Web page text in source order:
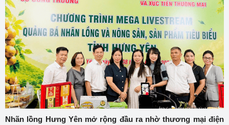
Nhãn lồng Hưng Yên mở rộng đầu ra nhờ thương mại điện